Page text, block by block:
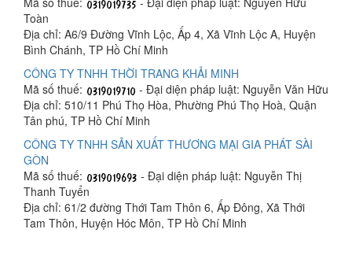
Toàn
Địa chỉ: A6/9 Đường Vĩnh Lộc, Ấp 4, Xã Vĩnh Lộc A, Huyện
Bình Chánh, TP Hồ Chí Minh
CÔNG TY TNHH THỜI TRANG KHẢI MINH
Mã số thuế:
- Đại diện pháp luật: Nguyễn Văn Hữu
Địa chỉ: 510/11 Phú Thọ Hòa, Phường Phú Thọ Hoà, Quận
Tân phú, TP Hồ Chí Minh
CÔNG TY TNHH SẢN XUẤT THƯƠNG MẠI GIA PHÁT SÀI
GÒN
Mã số thuế:
- Đại diện pháp luật: Nguyễn Thị
Thanh Tuyển
Địa chỉ: 61/2 đường Thới Tam Thôn 6, Ấp Đông, Xã Thới
Tam Thôn, Huyện Hóc Môn, TP Hồ Chí Minh